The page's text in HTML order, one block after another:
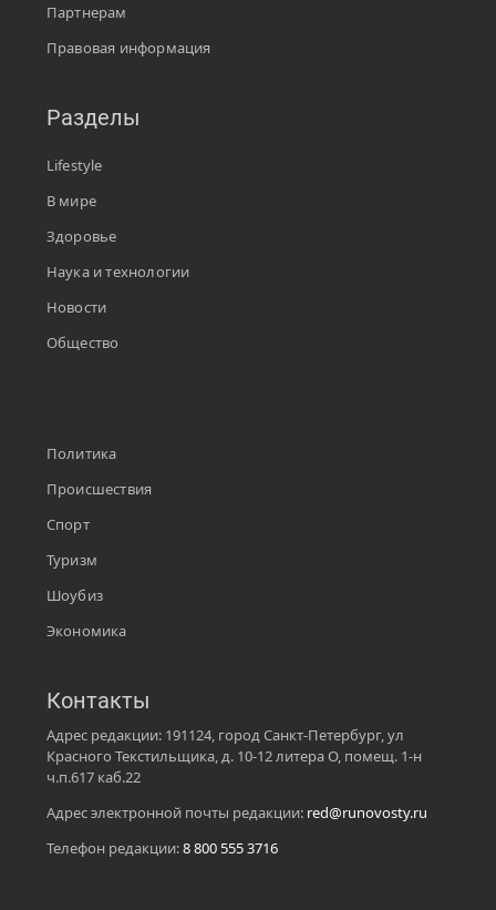
Партнерам
Правовая информация
Разделы
Lifestyle
В мире
Здоровье
Наука и технологии
Новости
Общество
Политика
Происшествия
Спорт
Туризм
Шоубиз
Экономика
Контакты
Адрес редакции: 191124, город Санкт-Петербург, ул
Красного Текстильщика, д. 10-12 литера О, помещ. 1-н
ч.п.617 каб.22
Адрес электронной почты редакции: red@runovosty.ru
Телефон редакции:8 800 555 3716